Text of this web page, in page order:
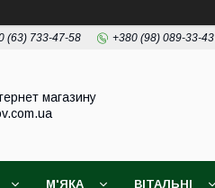
(63) 733-47-58 +380 (98) 089-33-43
магазину
М'ЯКА ВІТАЛЬНІ